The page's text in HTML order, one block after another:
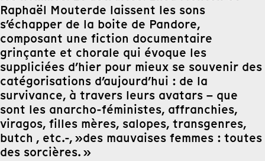
Raphaël Mouterde laissent les sons
s’échapper de la boite de Pandore,
composant une fiction documentaire
grinçante et chorale qui évoque les
suppliciées d’hier pour mieux se souvenir des
catégorisations d’aujourd’hui : de la
survivance, à travers leurs avatars – que
sont les anarcho-féministes, affranchies,
viragos, filles mères, salopes, transgenres,
butch , etc.-, »des mauvaises femmes : toutes
des sorcières. »